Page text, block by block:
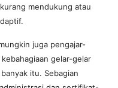
mendukung atau
juga pengajar-
gelar-gelar
itu. Sebagian